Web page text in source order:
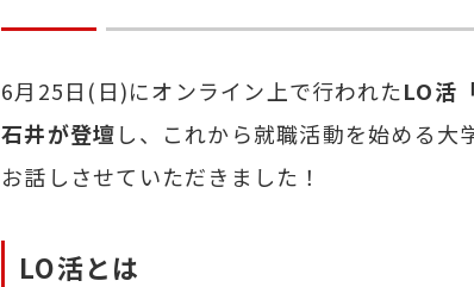
6月25日(日)にオンライン上で行われたLO活
石井が登壇し、これから就職活動を始める
お話しさせていただきました！
LO活とは